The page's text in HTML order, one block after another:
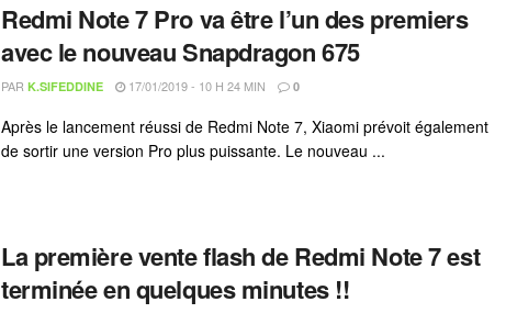
Redmi Note 7 Pro va être l’un des premiers
avec le nouveau Snapdragon 675
PAR K.SIFEDDINE 17/01/2019 - 10 H 24 MIN 0
Après le lancement réussi de Redmi Note 7, Xiaomi prévoit également
de sortir une version Pro plus puissante. Le nouveau ...
La première vente flash de Redmi Note 7 est
terminée en quelques minutes !!